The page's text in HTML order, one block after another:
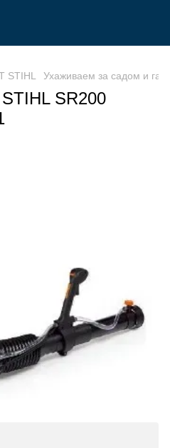
Ухаживаем за садом и
SR200